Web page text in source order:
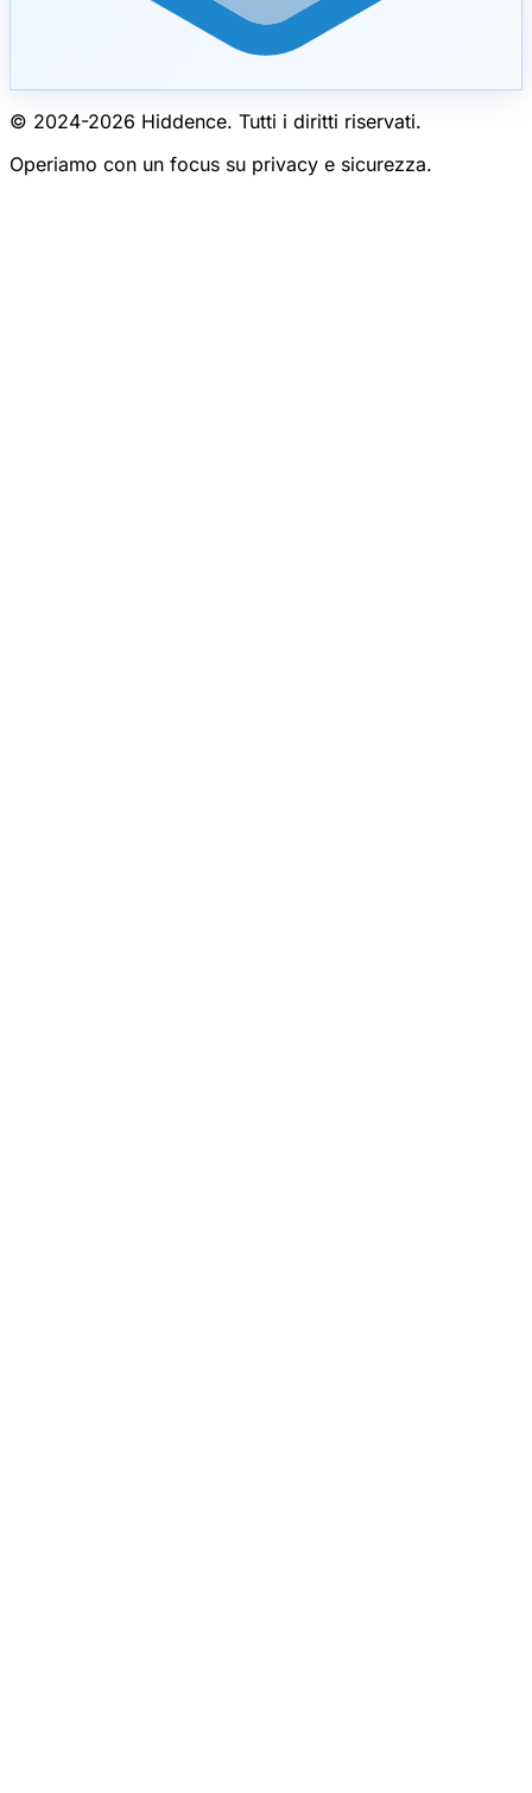
© 2024-2026 Hiddence. Tutti i diritti riservati.
Operiamo con un focus su privacy e sicurezza.